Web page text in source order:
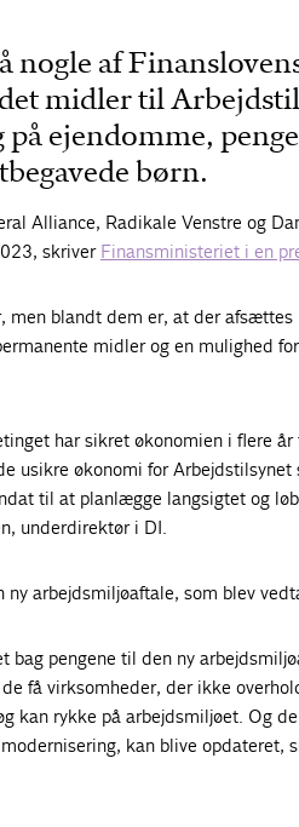
nogle af
midler til
ejendomme,
børn.
Alliance, Radikale Venstre og
skriver Finansministeriet i en
men blandt dem er, at der
midler og en mulighed
har sikret økonomien i flere
usikre økonomi for
til at planlægge langsigtet og
underdirektør i DI.
arbejdsmiljøaftale, som blev
bag pengene til den ny
få virksomheder, der ikke
kan rykke på arbejdsmiljøet. Og
kan blive opdateret,